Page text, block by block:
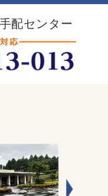
配センター